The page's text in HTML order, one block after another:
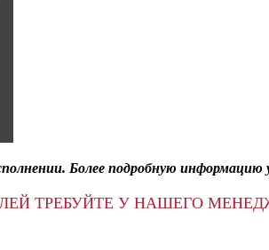
Более подробную информацию
ТРЕБУЙТЕ У НАШЕГО